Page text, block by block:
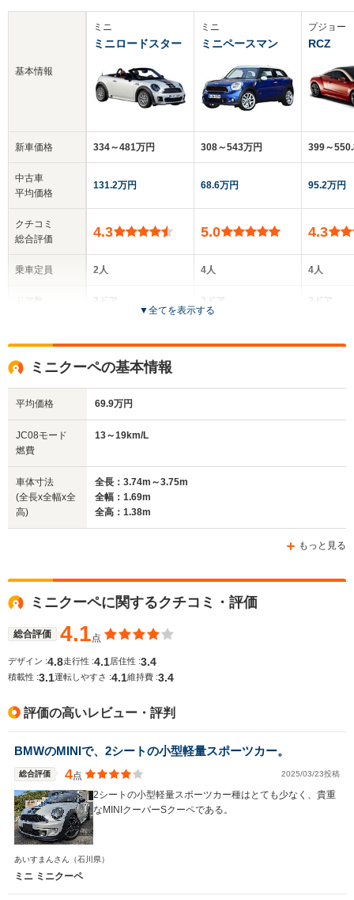
基本情報
新車価格
中古車
平均価格
クチコミ
総合評価
乗車定員
サイズ
(全長x全幅x全高)
WLTCモード
燃費
排気量
駆動方式
ミニ
ミニロードスター
334～481万円
131.2万円
4.3
2人
2ドア
全高
全長
-m
-
1598cc
FF
ミニ
ミニペースマン
308～543万円
68.6万円
5.0
4人
3ドア
全高
プジョー
RCZ
399～
95.2万円
4.3
4人
2ドア
全高
▼全てを表示する
ミニクーペの基本情報
平均価格 69.9万円
JC08モード
燃費
13～19km/L
車体寸法
(全長x全幅x全
高)
全長：3.74m～3.75m
全幅：1.69m
全高：1.38m
もっと見る
ミニクーペに関するクチコミ・評価
総合評価 4.1点
デザイン :4.8走行性 :4.1 居住性 :3.4
積載性 :3.1運転しやすさ :4.1維持費 :3.4
評価の高いレビュー・評判
BMWのMINIで、2シートの小型軽量スポーツカー。
総合評価 4点 2025/03/23投稿
2シートの小型軽量スポーツカー種はとても少なく、貴重
なMINIクーパーSクーペである。
あいすまんさん （石川県）
ミニ ミニクーペ